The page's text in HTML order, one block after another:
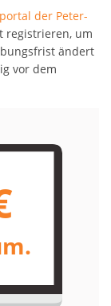
der Peter-
registrieren, um
ändert
vor dem